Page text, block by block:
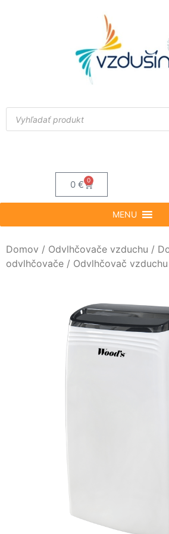
0€ 0
MENU
Domov / Odvlhčovače vzduchu /
odvlhčovače / Odvlhčovač